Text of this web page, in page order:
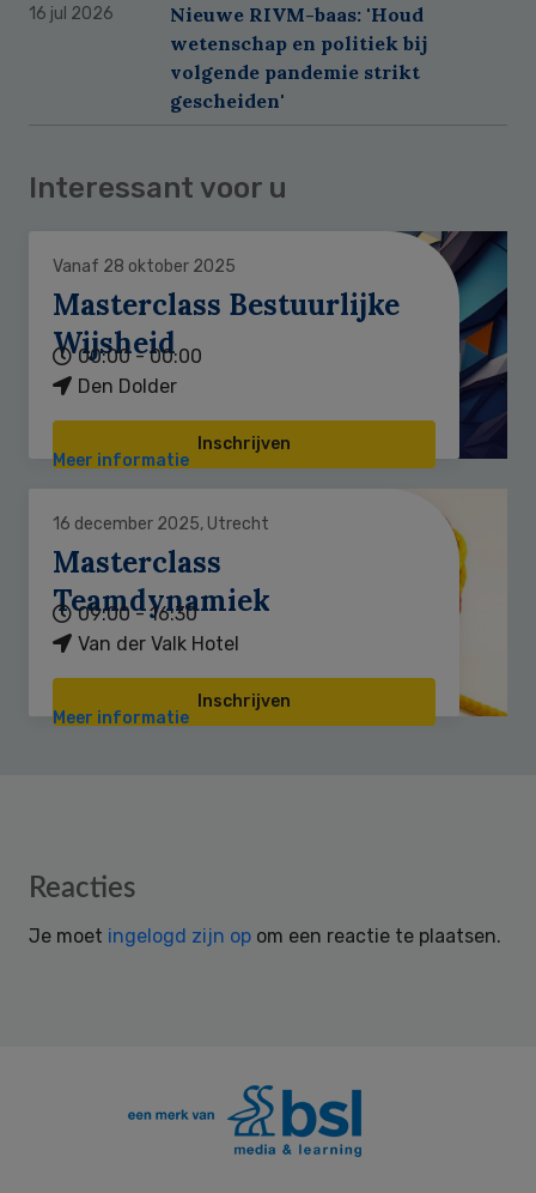
16 jul 2026
Nieuwe RIVM-baas: 'Houd
wetenschap en politiek bij
volgende pandemie strikt
gescheiden'
Interessant voor u
Vanaf 28 oktober 2025
Masterclass Bestuurlijke
Wijsheid
00:00 - 00:00
Den Dolder
Inschrijven
Meer informatie
16 december 2025, Utrecht
Masterclass
Teamdynamiek
09:00 - 16:30
Van der Valk Hotel
Inschrijven
Meer informatie
Reader
Reacties
Je moet ingelogd zijn op om een reactie te plaatsen.